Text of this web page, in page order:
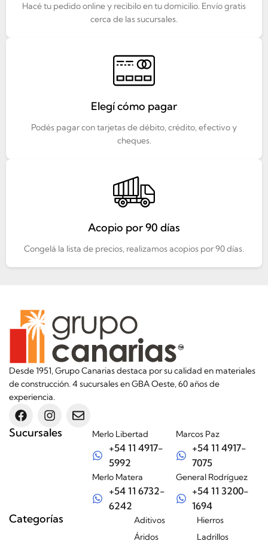
Hacé tu pedido online y recibilo en tu domicilio. Envío gratis
cerca de las sucursales.
Elegí cómo pagar
Podés pagar con tarjetas de débito, crédito, efectivo y
cheques.
Acopio por 90 días
Congelá la lista de precios, realizamos acopios por 90 días.
Desde 1951, Grupo Canarias destaca por su calidad en materiales
de construcción. 4 sucursales en GBA Oeste, 60 años de
experiencia.
Sucursales Merlo Libertad
+54 11 4917-
5992
Merlo Matera
+54 11 6732-
6242
Marcos Paz
+54 11 4917-
7075
General Rodríguez
+54 11 3200-
1694
Categorías
Aditivos
Áridos
Hierros
Ladrillos